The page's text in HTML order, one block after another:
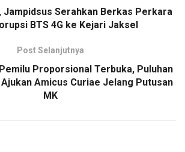
Jampidsus Serahkan Berkas Perkara
BTS 4G ke Kejari Jaksel
Post Selanjutnya
Proporsional Terbuka, Puluhan
Amicus Curiae Jelang Putusan
MK